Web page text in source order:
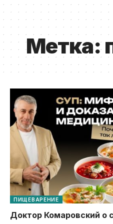
Метка:
ПИЩЕВАРЕНИЕ
Доктор Комаровский о